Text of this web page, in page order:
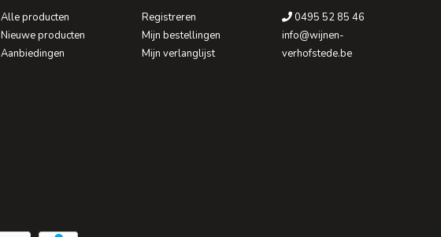
Alle producten
Nieuwe producten
Aanbiedingen
Registreren
Mijn bestellingen
Mijn verlanglijst
0495 52 85 46
info@wijnen-
verhofstede.be